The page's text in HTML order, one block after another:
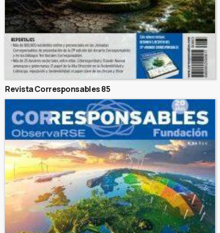
Revista Corresponsables 85